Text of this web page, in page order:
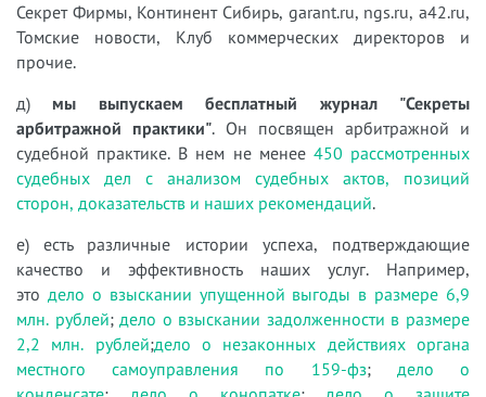
Секрет Фирмы, Континент Сибирь, garant.ru, ngs.ru, a42.ru,
Томские новости, Клуб коммерческих директоров и
прочие.
д) мы выпускаем бесплатный журнал "Секреты
арбитражной практики". Он посвящен арбитражной и
судебной практике. В нем не менее 450 рассмотренных
судебных дел с анализом судебных актов, позиций
сторон, доказательств и наших рекомендаций.
е) есть различные истории успеха, подтверждающие
качество и эффективность наших услуг. Например,
это дело о взыскании упущенной выгоды в размере 6,9
млн. рублей;дело о взыскании задолженности в размере
2,2 млн. рублей;дело о незаконных действиях органа
местного самоуправления по 159-фз; дело о